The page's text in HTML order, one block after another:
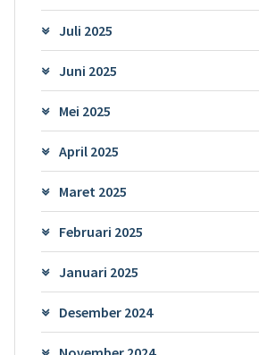
Juli 2025
Juni 2025
Mei 2025
April 2025
Maret 2025
Februari 2025
Januari 2025
Desember 2024